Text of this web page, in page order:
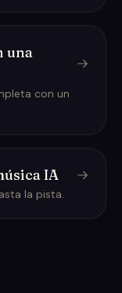
una
con un
IA
la pista.